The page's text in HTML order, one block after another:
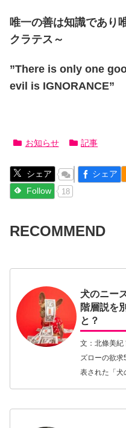
唯一の善は知識であり
クラテス～
”There is only one
evil is IGNORANCE”
お知らせ 記事
シェア シェア
Follow 18
RECOMMEND
犬のニー
階層説を
と？
文：北條美
ズローの欲
表された「犬
と、作成さ